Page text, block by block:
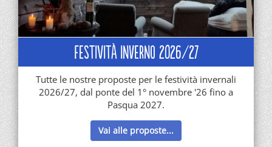
Festività Inverno 2026/27
Tutte le nostre proposte per le festività invernali
2026/27, dal ponte del 1° novembre '26 fino a
Pasqua 2027.
Vai alle proposte...